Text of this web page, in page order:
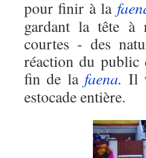
pour finir à la
gardant la tête à
courtes - des
réaction du public
fin de la faena. Il
estocade entière.